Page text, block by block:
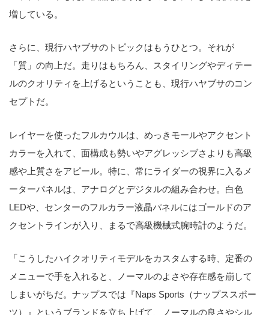
増している。
さらに、現行ハヤブサのトピックはもうひとつ。それが
「質」の向上だ。走りはもちろん、スタイリングやディテー
ルのクオリティを上げるということも、現行ハヤブサのコン
セプトだ。
レイヤーを使ったフルカウルは、めっきモールやアクセント
カラーを入れて、面構成も勢いやアグレッシブさよりも高級
感や上質さをアピール。特に、常にライダーの視界に入るメ
ーターパネルは、アナログとデジタルの組み合わせ。白色
LEDや、センターのフルカラー液晶パネルにはゴールドのア
クセントラインが入り、まるで高級機械式腕時計のようだ。
「こうしたハイクオリティモデルをカスタムする時、定番の
メニューで手を入れると、ノーマルのよさや存在感を崩して
しまいがちだ。ナップスでは『Naps Sports（ナップススポー
ツ）』というブランドを立ち上げて、ノーマルの良さやシル